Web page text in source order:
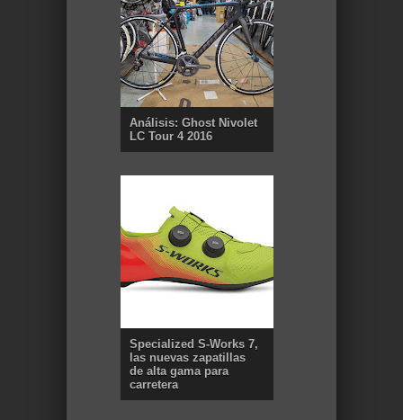
Análisis: Ghost Nivolet
LC Tour 4 2016
Specialized S-Works 7,
las nuevas zapatillas
de alta gama para
carretera